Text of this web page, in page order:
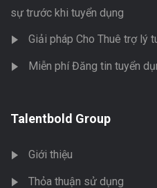
sự trước khi tuyển dụng
Giải pháp Cho Thuê trợ lý
Miễn phí Đăng tin tuyển
Talentbold Group
Giới thiệu
Thỏa thuận sử dụng